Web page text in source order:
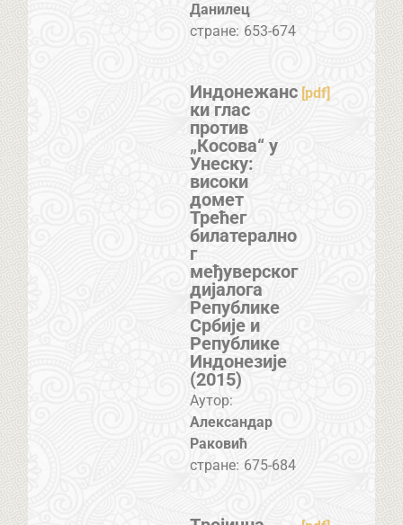
Данилец
стране: 653-674
Индонежанс
ки глас
против
„Косова“ у
Унеску:
високи
домет
Трећег
билатерално
г
међуверског
дијалога
Републике
Србије и
Републике
Индонезије
(2015)
[pdf]
Аутор:
Александар
Раковић
стране: 675-684